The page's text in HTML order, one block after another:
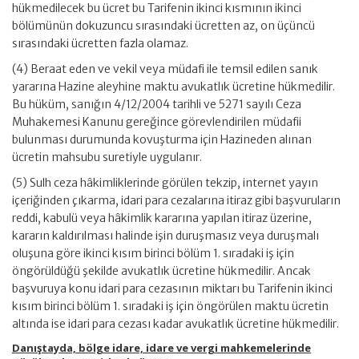
hükmedilecek bu ücret bu Tarifenin ikinci kısmının ikinci
bölümünün dokuzuncu sırasındaki ücretten az, on üçüncü
sırasındaki ücretten fazla olamaz.
(4) Beraat eden ve vekil veya müdafi ile temsil edilen sanık
yararına Hazine aleyhine maktu avukatlık ücretine hükmedilir.
Bu hüküm, sanığın 4/12/2004 tarihli ve 5271 sayılı Ceza
Muhakemesi Kanunu gereğince görevlendirilen müdafii
bulunması durumunda kovuşturma için Hazineden alınan
ücretin mahsubu suretiyle uygulanır.
(5) Sulh ceza hâkimliklerinde görülen tekzip, internet yayın
içeriğinden çıkarma, idari para cezalarına itiraz gibi başvuruların
reddi, kabulü veya hâkimlik kararına yapılan itiraz üzerine,
kararın kaldırılması halinde işin duruşmasız veya duruşmalı
oluşuna göre ikinci kısım birinci bölüm 1. sıradaki iş için
öngörüldüğü şekilde avukatlık ücretine hükmedilir. Ancak
başvuruya konu idari para cezasının miktarı bu Tarifenin ikinci
kısım birinci bölüm 1. sıradaki iş için öngörülen maktu ücretin
altında ise idari para cezası kadar avukatlık ücretine hükmedilir.
Danıştayda, bölge idare, idare ve vergi mahkemelerinde